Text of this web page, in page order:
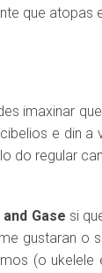
que atopas
imaxinar
e din a
do regular
and Gase si
gustaran o
(o ukelele